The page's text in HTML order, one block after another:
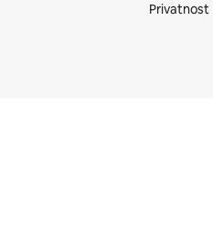
Privatnost